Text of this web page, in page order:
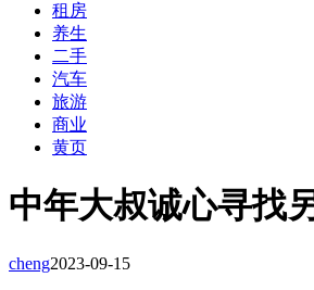
租房
养生
二手
汽车
旅游
商业
黄页
中年大叔诚心寻找
cheng2023-09-15